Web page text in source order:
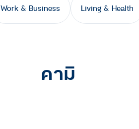
Work & Business Living & Health
คามิ